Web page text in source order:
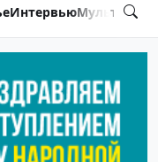
Интервью